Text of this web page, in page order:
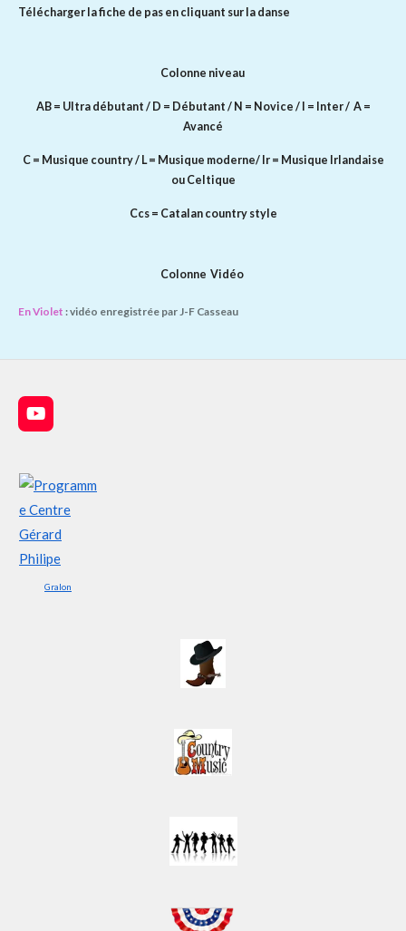
Télécharger la fiche de pas en cliquant sur la danse
Colonne niveau
AB = Ultra débutant / D = Débutant / N = Novice / I = Inter / A =
Avancé
C = Musique country / L = Musique moderne/ Ir = Musique Irlandaise
ou Celtique
Ccs = Catalan country style
Colonne Vidéo
En Violet : vidéo enregistrée par J-F Casseau
Y
o
u
b
e
Gralon